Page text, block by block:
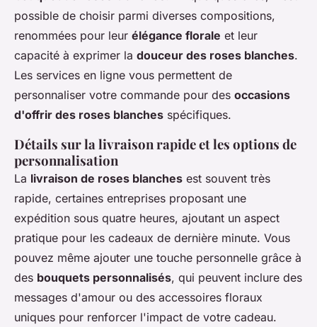
possible de choisir parmi diverses compositions,
renommées pour leur élégance florale et leur
capacité à exprimer la douceur des roses blanches.
Les services en ligne vous permettent de
personnaliser votre commande pour des occasions
d'offrir des roses blanches spécifiques.
Détails sur la livraison rapide et les options de
personnalisation
La livraison de roses blanches est souvent très
rapide, certaines entreprises proposant une
expédition sous quatre heures, ajoutant un aspect
pratique pour les cadeaux de dernière minute. Vous
pouvez même ajouter une touche personnelle grâce à
des bouquets personnalisés, qui peuvent inclure des
messages d'amour ou des accessoires floraux
uniques pour renforcer l'impact de votre cadeau.